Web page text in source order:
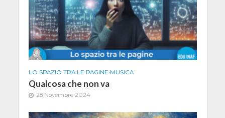
LO SPAZIO TRA LE PAGINE•MUSICA
Qualcosa che non va
28 Novembre 2024